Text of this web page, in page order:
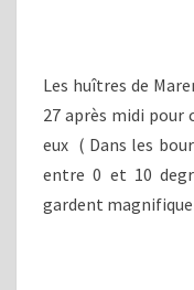
Les huîtres de
27 après midi pour
eux ( Dans les
entre 0 et 10
gardent